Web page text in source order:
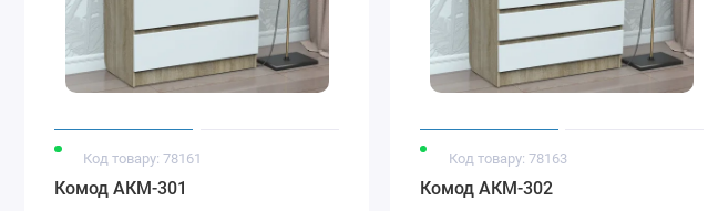
Код товару: 78161
Комод АКМ-301
Код товару: 78163
Комод АКМ-302